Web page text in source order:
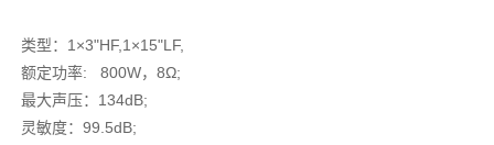
类型：1×3"HF,1×15"LF,
额定功率: 800W，8Ω;
最大声压：134dB;
灵敏度：99.5dB;